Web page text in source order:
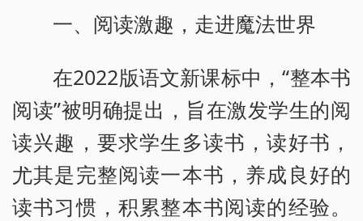
一、阅读激趣，走进魔法世界
在2022版语文新课标中，“整本书
阅读”被明确提出，旨在激发学生的阅
读兴趣，要求学生多读书，读好书，
尤其是完整阅读一本书，养成良好的
读书习惯，积累整本书阅读的经验。